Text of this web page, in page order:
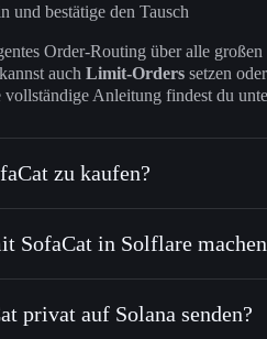
und bestätige den Tausch
Order-Routing über alle
auch Limit-Orders setzen oder
vollständige Anleitung findest du
zu kaufen?
nicht verifiziert
SofaCat in Solflare
Wallet
handle SOFAC gegen SOL, USDC
privat auf Solana senden?